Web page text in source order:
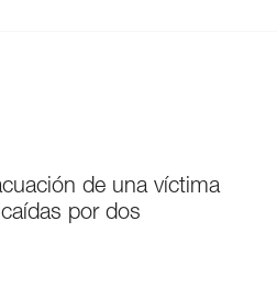
de una víctima
por dos